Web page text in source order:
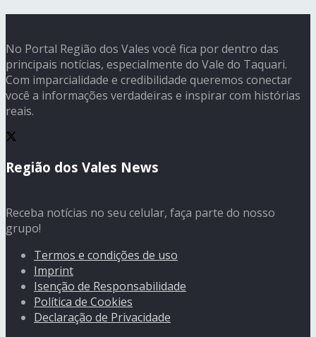
No Portal Região dos Vales você fica por dentro das
principais notícias, especialmente do Vale do Taquari.
Com imparcialidade e credibilidade queremos conectar
você a informações verdadeiras e inspirar com histórias
reais.
Região dos Vales News
Receba notícias no seu celular, faça parte do nosso
grupo!
Termos e condições de uso
Imprint
Isenção de Responsabilidade
Política de Cookies
Declaração de Privacidade